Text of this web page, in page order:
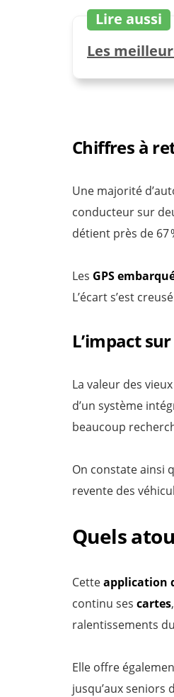
Lire aussi
Les
Chiffres à
Une majorité
conducteur sur
détient près de 67
Les GPS
L’écart s’est
L’impact
La valeur des vieux
d’un système
beaucoup
On constate ainsi
revente des
Quels
Cetteapplication
continu ses cartes
ralentissements
Elle offre
jusqu’aux